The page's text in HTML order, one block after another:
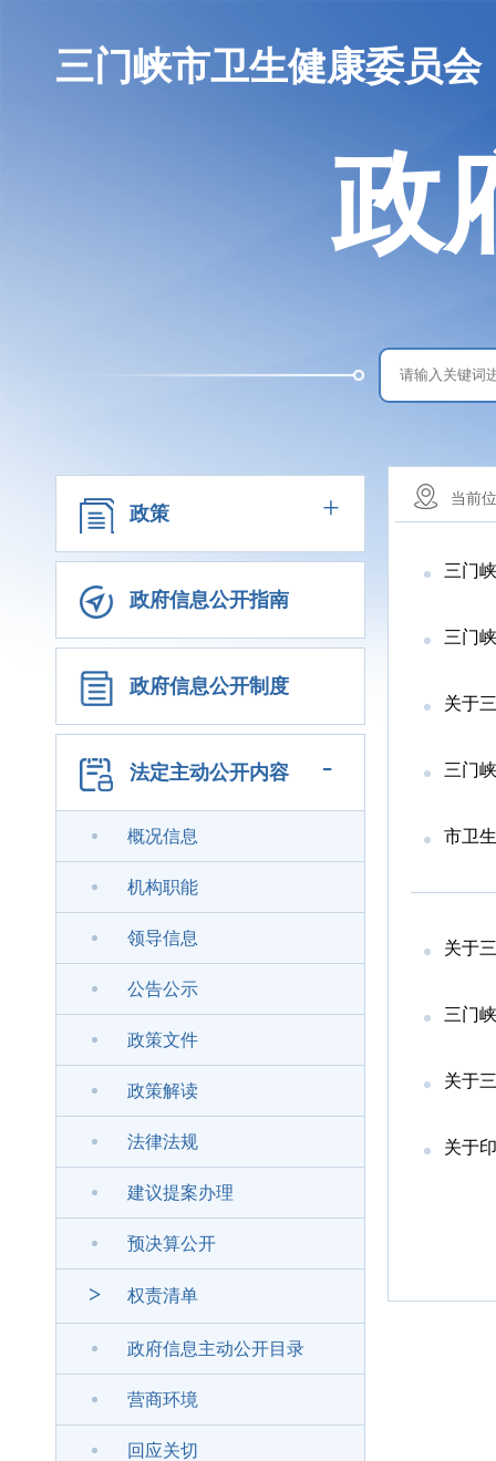
三门峡市卫生健康委员会
政
政策 +
政府信息公开指南
政府信息公开制度
法定主动公开内容 -
概况信息
机构职能
领导信息
公告公示
政策文件
政策解读
法律法规
建议提案办理
预决算公开
> 权责清单
政府信息主动公开目录
营商环境
回应关切
当前
三门
三门
关于
三门
市卫
关于三
三门
关于三
关于印